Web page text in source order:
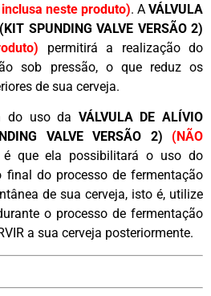
inclusa neste produto). A VÁLVULA
SPUNDING VALVE VERSÃO 2)
permitirá a realização do
sob pressão, o que reduz os
de sua cerveja.
do uso da VÁLVULA DE ALÍVIO
VALVE VERSÃO 2)
(NÃO
é que ela possibilitará o uso do
final do processo de fermentação
de sua cerveja, isto é, utilize
o processo de fermentação
a sua cerveja posteriormente.